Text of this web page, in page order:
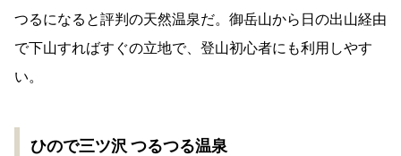
つるになると評判の天然温泉だ。御岳山から日の出山経由
で下山すればすぐの立地で、登山初心者にも利用しやす
い。
ひので三ツ沢 つるつる温泉